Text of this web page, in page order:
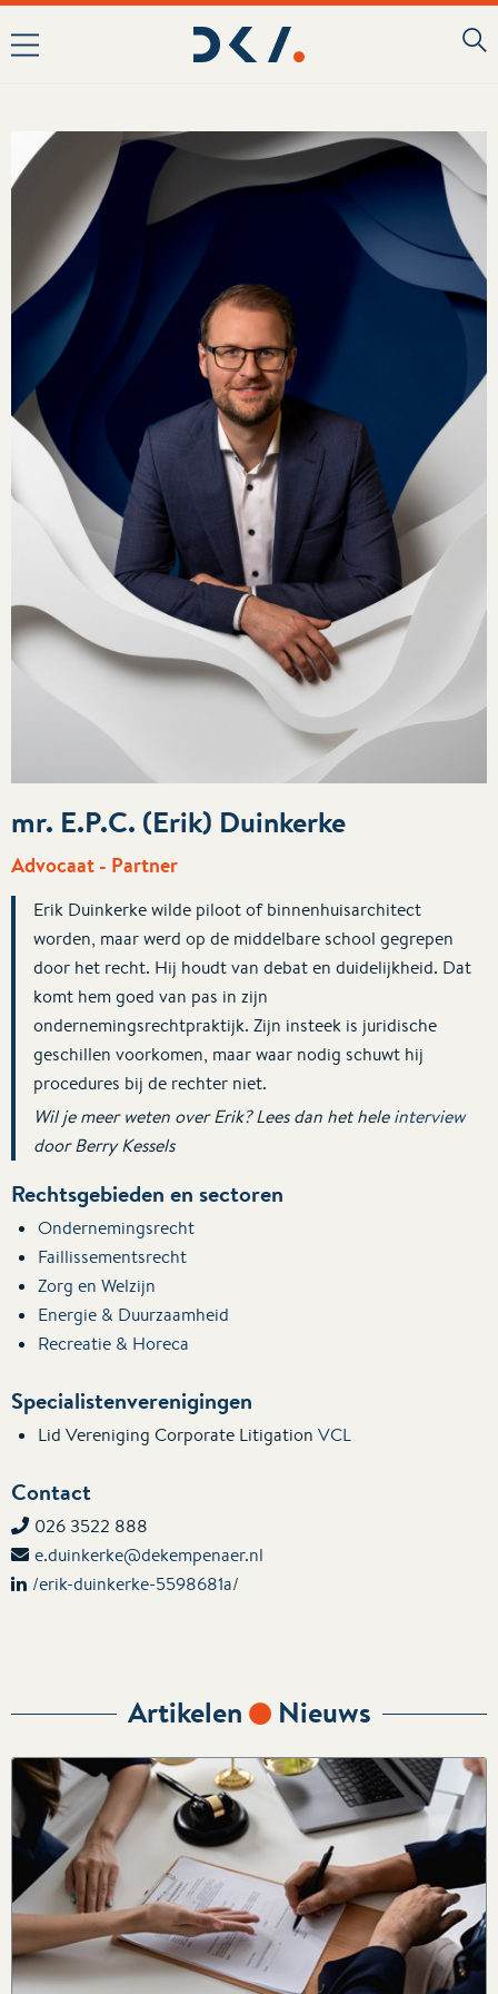
mr. E.P.C. (Erik) Duinkerke
Advocaat - Partner
Erik Duinkerke wilde piloot of binnenhuisarchitect
worden, maar werd op de middelbare school gegrepen
door het recht. Hij houdt van debat en duidelijkheid. Dat
komt hem goed van pas in zijn
ondernemingsrechtpraktijk. Zijn insteek is juridische
geschillen voorkomen, maar waar nodig schuwt hij
procedures bij de rechter niet.
Wil je meer weten over Erik? Lees dan het heleinterview
door Berry Kessels
Rechtsgebieden en sectoren
Ondernemingsrecht
Faillissementsrecht
Zorg en Welzijn
Energie & Duurzaamheid
Recreatie & Horeca
Specialistenverenigingen
Lid Vereniging Corporate Litigation VCL
Contact
026 3522 888
e.duinkerke@dekempenaer.nl
/erik-duinkerke-5598681a/
Artikelen Nieuws